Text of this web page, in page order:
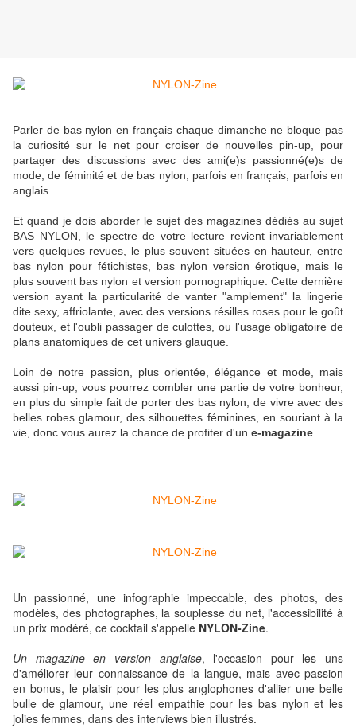
Parler de bas nylon en français chaque dimanche ne bloque pas
la curiosité sur le net pour croiser de nouvelles pin-up, pour
partager des discussions avec des ami(e)s passionné(e)s de
mode, de féminité et de bas nylon, parfois en français, parfois en
anglais.
Et quand je dois aborder le sujet des magazines dédiés au sujet
BAS NYLON, le spectre de votre lecture revient invariablement
vers quelques revues, le plus souvent situées en hauteur, entre
bas nylon pour fétichistes, bas nylon version érotique, mais le
plus souvent bas nylon et version pornographique. Cette dernière
version ayant la particularité de vanter "amplement" la lingerie
dite sexy, affriolante, avec des versions résilles roses pour le goût
douteux, et l'oubli passager de culottes, ou l'usage obligatoire de
plans anatomiques de cet univers glauque.
Loin de notre passion, plus orientée, élégance et mode, mais
aussi pin-up, vous pourrez combler une partie de votre bonheur,
en plus du simple fait de porter des bas nylon, de vivre avec des
belles robes glamour, des silhouettes féminines, en souriant à la
vie, donc vous aurez la chance de profiter d'un e-magazine
Un passionné, une infographie impeccable, des photos, des
modèles, des photographes, la souplesse du net, l'accessibilité à
un prix modéré, ce cocktail s'appelle NYLON-Zine.
Un magazine en version anglaise, l'occasion pour les uns
d'améliorer leur connaissance de la langue, mais avec passion
en bonus, le plaisir pour les plus anglophones d'allier une belle
bulle de glamour, une réel empathie pour les bas nylon et les
jolies femmes, dans des interviews bien illustrés.